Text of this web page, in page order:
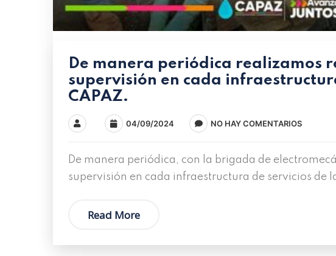
De manera periódica realizamos
supervisión en cada
CAPAZ.
04/09/2024 NO HAY COMENTARIOS
De manera periódica, con la brigada de
supervisión en cada infraestructura de servicios de
Read More